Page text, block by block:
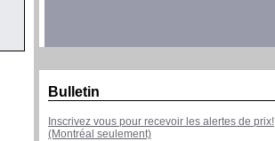
Bulletin
Inscrivez vous pour recevoir les alertes de prix!
(Montréal seulement)